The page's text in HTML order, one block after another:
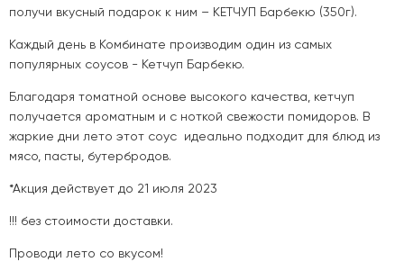
получи вкусный подарок к ним – КЕТЧУП Барбекю (350г).
Каждый день в Комбинате производим один из самых
популярных соусов - Кетчуп Барбекю.
Благодаря томатной основе высокого качества, кетчуп
получается ароматным и с ноткой свежости помидоров. В
жаркие дни лето этот соус идеально подходит для блюд из
мясо, пасты, бутербродов.
*Акция действует до 21 июля 2023
!!! без стоимости доставки.
Проводи лето со вкусом!